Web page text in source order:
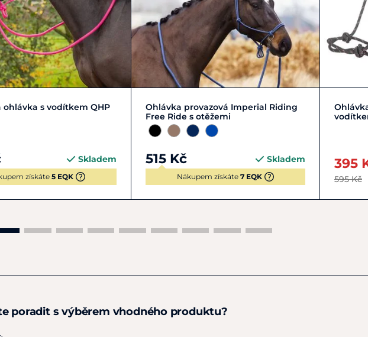
FULL | L PONY | S
ohlávka s vodítkem QHP
Skladem
získáte 5 EQK
COB | M FULL | L PONY | S
Ohlávka provazová Imperial Riding
Free Ride s otěžemi
515 Kč Skladem
Nákupem získáte 7 EQK
395
595 Kč
poradit s výběrem vhodného produktu?